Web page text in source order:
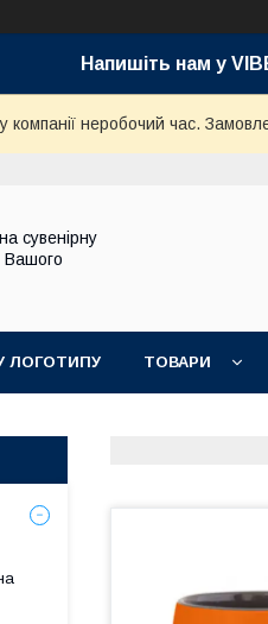
Напишіть нам у
компанії неробочий час.
сувенірну
Вашого
ЛОГОТИПУ ТОВАРИ